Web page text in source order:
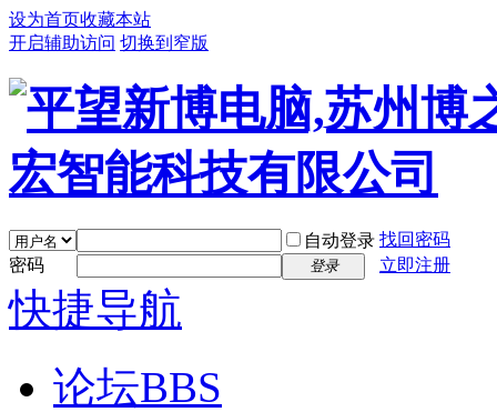
设为首页收藏本站
开启辅助访问 切换到窄版
自动登录 找回密码
密码
登录 立即注册
快捷导航
论坛BBS